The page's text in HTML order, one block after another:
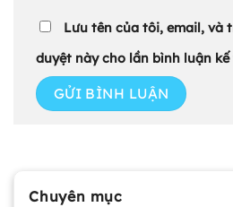
Lưu tên của tôi, email, và
duyệt này cho lần bình luận
Chuyên mục